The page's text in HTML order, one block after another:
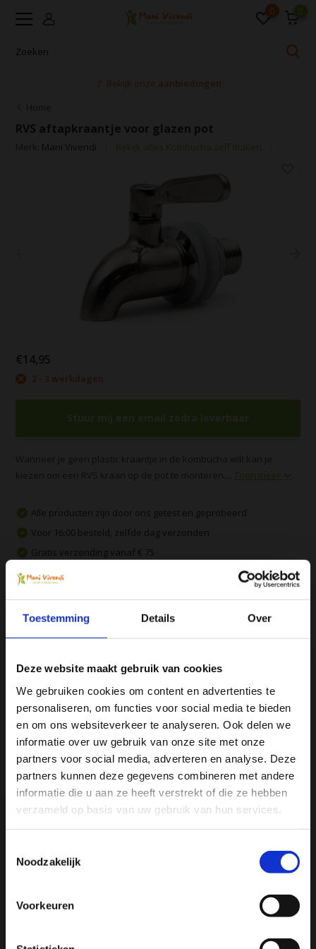
Toestemming Details Over
Deze website maakt gebruik van cookies
We gebruiken cookies om content en advertenties te
personaliseren, om functies voor social media te bieden
en om ons websiteverkeer te analyseren. Ook delen we
informatie over uw gebruik van onze site met onze
partners voor social media, adverteren en analyse. Deze
partners kunnen deze gegevens combineren met andere
informatie die u aan ze heeft verstrekt of die ze hebben
verzameld op basis van uw gebruik van hun services.
Noodzakelijk
Voorkeuren
0 0
🚩 Bekijk onze aanbiedingen
RVS aftapkraantje voor glazen pot
Mani Vivendi Bekijk alles Kombucha zelf maken
€14,95
2 - 3 werkdagen
Stuur mij een email zodra leverbaar
kiezen om een RVS kraan op de pot te monteren....Toon meer
Alle producten zijn door ons getest en geprobeerd
Voor 16:00 besteld, zelfde dag verzonden
Gratis verzending vanaf € 75
Vergelijk
Productomschrijving
Specificaties
Reviews
Delen
Mani Vivendi gezondheidsproducten: Net dat
Ja, ik wil 5% korting op mijn
volgende bestelling!
Ontvang direct 5% kortingop je volgende aankoop en
profiteer maandelijks van hoge kortingen door je te
abonneren op onze leuke nieuwsbrief! 😀
ons? Stuur een e-mail naar
en je